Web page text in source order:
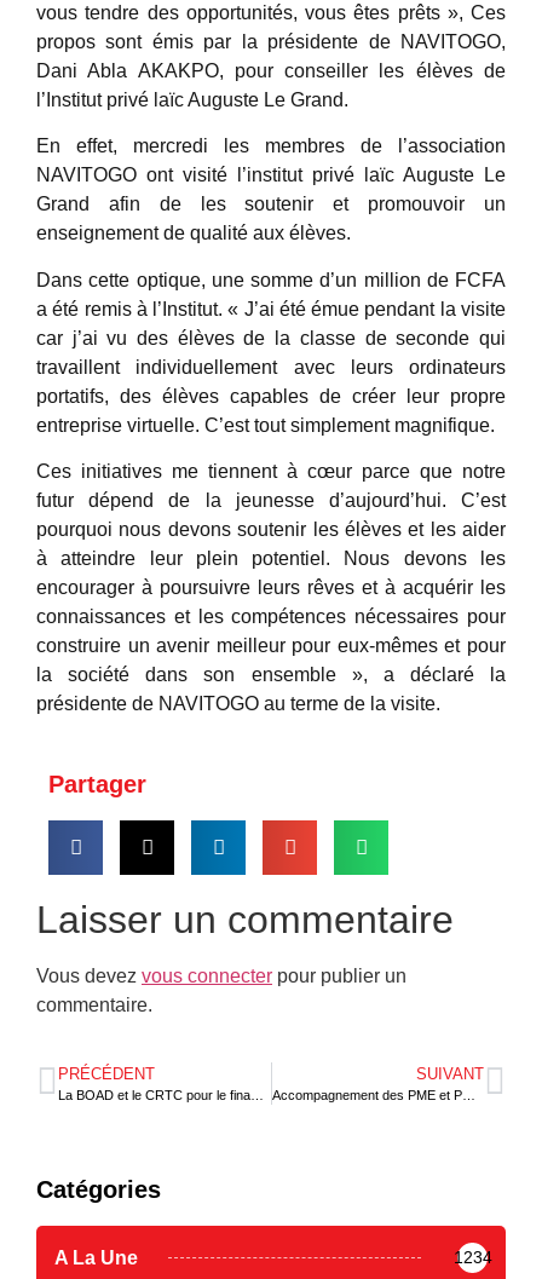
vous tendre des opportunités, vous êtes prêts », Ces
propos sont émis par la présidente de NAVITOGO,
Dani Abla AKAKPO, pour conseiller les élèves de
l’Institut privé laïc Auguste Le Grand.
En effet, mercredi les membres de l’association
NAVITOGO ont visité l’institut privé laïc Auguste Le
Grand afin de les soutenir et promouvoir un
enseignement de qualité aux élèves.
Dans cette optique, une somme d’un million de FCFA
a été remis à l’Institut. « J’ai été émue pendant la visite
car j’ai vu des élèves de la classe de seconde qui
travaillent individuellement avec leurs ordinateurs
portatifs, des élèves capables de créer leur propre
entreprise virtuelle. C’est tout simplement magnifique.
Ces initiatives me tiennent à cœur parce que notre
futur dépend de la jeunesse d’aujourd’hui. C’est
pourquoi nous devons soutenir les élèves et les aider
à atteindre leur plein potentiel. Nous devons les
encourager à poursuivre leurs rêves et à acquérir les
connaissances et les compétences nécessaires pour
construire un avenir meilleur pour eux-mêmes et pour
la société dans son ensemble », a déclaré la
présidente de NAVITOGO au terme de la visite.
Partager
Laisser un commentaire
Vous devez vous connecter pour publier un
commentaire.
PRÉCÉDENT SUIVANT
Accompagnement des PME et PMI au Togo : convention-cadre entre la CCIT et l’ONECCA
Catégories
A La Une 1234